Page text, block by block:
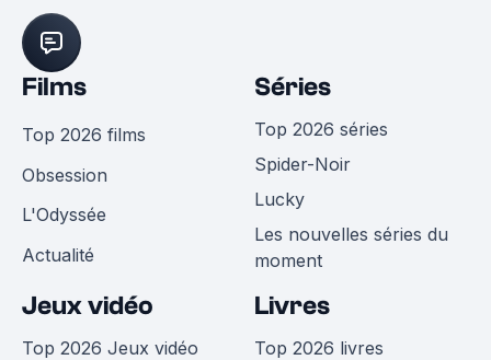
Films
Top 2026 films
Obsession
L'Odyssée
Actualité
Séries
Top 2026 séries
Spider-Noir
Lucky
Les nouvelles séries du
moment
Jeux vidéo
Top 2026 Jeux vidéo
Livres
Top 2026 livres